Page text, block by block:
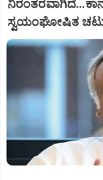
ಸ್ವಯಂಘೋಷಿತ